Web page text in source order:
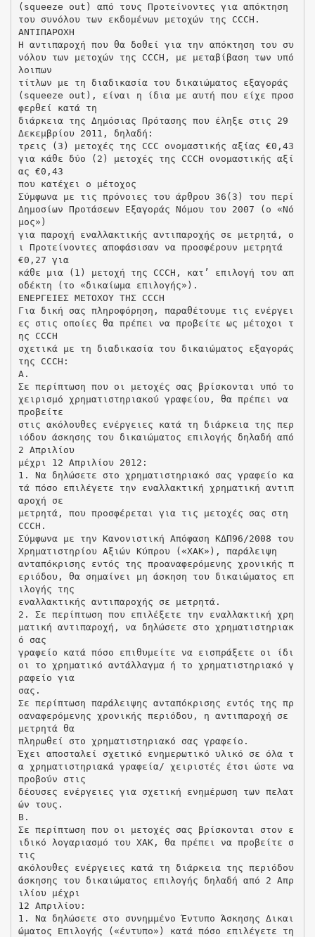
(squeeze out) από τους Προτείνοντες για απόκτηση
του συνόλου των εκδομένων μετοχών της CCCH.
ΑΝΤΙΠΑΡΟΧΗ
Η αντιπαροχή που θα δοθεί για την απόκτηση του συ
νόλου των μετοχών της CCCH, με μεταβίβαση των υπό
λοιπων
τίτλων με τη διαδικασία του δικαιώματος εξαγοράς
(squeeze out), είναι η ίδια με αυτή που είχε προσ
φερθεί κατά τη
διάρκεια της Δημόσιας Πρότασης που έληξε στις 29
Δεκεμβρίου 2011, δηλαδή:
τρεις (3) μετοχές της CCC ονομαστικής αξίας €0,43
για κάθε δύο (2) μετοχές της CCCH ονομαστικής αξί
ας €0,43
που κατέχει ο μέτοχος
Σύμφωνα με τις πρόνοιες του άρθρου 36(3) του περί
Δημοσίων Προτάσεων Εξαγοράς Νόμου του 2007 (ο «Νό
μος»)
για παροχή εναλλακτικής αντιπαροχής σε μετρητά, ο
ι Προτείνοντες αποφάσισαν να προσφέρουν μετρητά
€0,27 για
κάθε μια (1) μετοχή της CCCH, κατ’ επιλογή του απ
οδέκτη (το «δικαίωμα επιλογής»).
ΕΝΕΡΓΕΙΕΣ ΜΕΤΟΧΟΥ ΤΗΣ CCCH
Για δική σας πληροφόρηση, παραθέτουμε τις ενέργει
ες στις οποίες θα πρέπει να προβείτε ως μέτοχοι τ
ης CCCH
σχετικά με τη διαδικασία του δικαιώματος εξαγοράς
της CCCH:
Α.
Σε περίπτωση που οι μετοχές σας βρίσκονται υπό το
χειρισμό χρηματιστηριακού γραφείου, θα πρέπει να
προβείτε
στις ακόλουθες ενέργειες κατά τη διάρκεια της περ
ιόδου άσκησης του δικαιώματος επιλογής δηλαδή από
2 Απριλίου
μέχρι 12 Απριλίου 2012:
1. Να δηλώσετε στο χρηματιστηριακό σας γραφείο κα
τά πόσο επιλέγετε την εναλλακτική χρηματική αντιπ
αροχή σε
μετρητά, που προσφέρεται για τις μετοχές σας στη
CCCH.
Σύμφωνα με την Κανονιστική Απόφαση ΚΔΠ96/2008 του
Χρηματιστηρίου Αξιών Κύπρου («ΧΑΚ»), παράλειψη
ανταπόκρισης εντός της προαναφερόμενης χρονικής π
εριόδου, θα σημαίνει μη άσκηση του δικαιώματος επ
ιλογής της
εναλλακτικής αντιπαροχής σε μετρητά.
2. Σε περίπτωση που επιλέξετε την εναλλακτική χρη
ματική αντιπαροχή, να δηλώσετε στο χρηματιστηριακ
ό σας
γραφείο κατά πόσο επιθυμείτε να εισπράξετε οι ίδι
οι το χρηματικό αντάλλαγμα ή το χρηματιστηριακό γ
ραφείο για
σας.
Σε περίπτωση παράλειψης ανταπόκρισης εντός της πρ
οαναφερόμενης χρονικής περιόδου, η αντιπαροχή σε
μετρητά θα
πληρωθεί στο χρηματιστηριακό σας γραφείο.
Έχει αποσταλεί σχετικό ενημερωτικό υλικό σε όλα τ
α χρηματιστηριακά γραφεία/ χειριστές έτσι ώστε να
προβούν στις
δέουσες ενέργειες για σχετική ενημέρωση των πελατ
ών τους.
Β.
Σε περίπτωση που οι μετοχές σας βρίσκονται στον ε
ιδικό λογαριασμό του ΧΑΚ, θα πρέπει να προβείτε σ
τις
ακόλουθες ενέργειες κατά τη διάρκεια της περιόδου
άσκησης του δικαιώματος επιλογής δηλαδή από 2 Απρ
ιλίου μέχρι
12 Απριλίου:
1. Να δηλώσετε στο συνημμένο Έντυπο Άσκησης Δικαι
ώματος Επιλογής («έντυπο») κατά πόσο επιλέγετε τη